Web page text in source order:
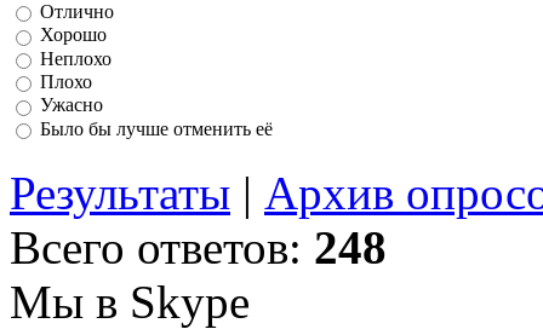
Отлично
Хорошо
Неплохо
Плохо
Ужасно
Было бы лучше отменить её
Результаты | Архив
Всего ответов: 248
Мы в Skype